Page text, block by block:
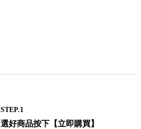
STEP.1
選好商品按下【立即購買】